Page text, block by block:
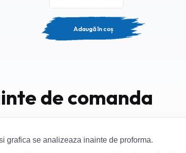
Adaugă în coș
de comanda
grafica se analizeaza inainte de proforma.